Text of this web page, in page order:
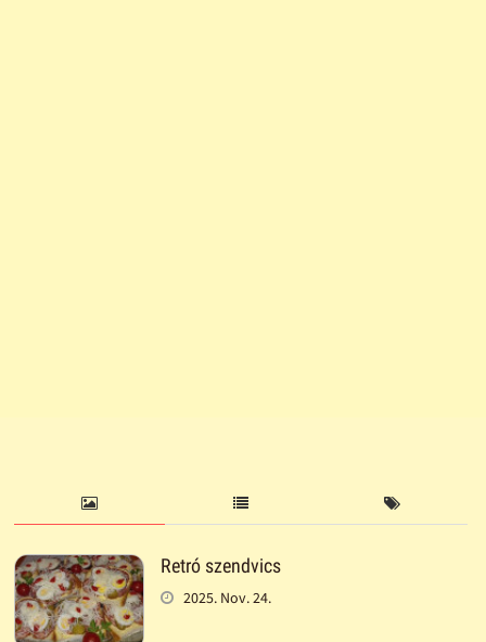
Retró szendvics
2025. Nov. 24.